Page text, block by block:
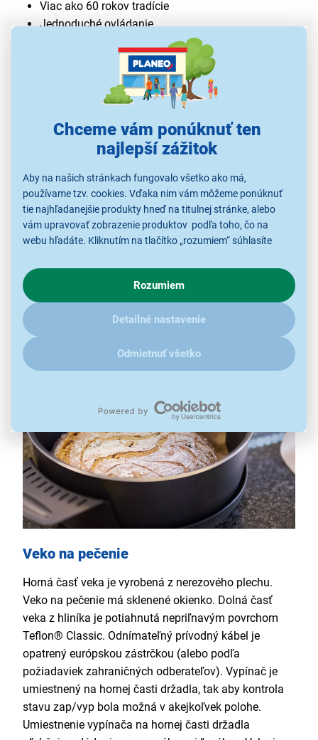
Chceme vám ponúknuť ten
najlepší zážitok
Aby na našich stránkach fungovalo všetko ako má,
používame tzv. cookies. Vďaka nim vám môžeme ponúknuť
tie najhľadanejšie produkty hneď na titulnej stránke, alebo
vám upravovať zobrazenie produktov podľa toho, čo na
webu hľadáte. Kliknutím na tlačítko „rozumiem“ súhlasíte
o chovaní na webe pre zobrazovaní cielených reklám.
V prípade že vás zaujímajú detaily, ako u nás s cookies a
ďalšími údaji pracujeme, kliknitesem.
Rozumiem
Detailné nastavenie
Odmietnuť všetko
Viac ako 60 rokov tradície
Jednoduché ovládanie
Optimálna teplota 160 – 180 stupňov
Pečenie zhora, rovnomerný rozvod tepla do strán a
Pokrm sa nevysušuje, zachováva si svoju vôňu
TOP 5 produktu:
objem 2 litre, nízka spotreba (len 400W)
odnímateľný kábel
servírovací stojan – opatrený uchami pre pohodlné
servírovanie priamo na stole
nepripáli, ľahká údržba)
Veko na pečenie
Horná časť veka je vyrobená z nerezového plechu.
Veko na pečenie má sklenené okienko. Dolná časť
veka z hliníka je potiahnutá nepriľnavým povrchom
Teflon® Classic. Odnímateľný prívodný kábel je
opatrený európskou zástrčkou (alebo podľa
požiadaviek zahraničných odberateľov). Vypínač je
umiestnený na hornej časti držadla, tak aby kontrola
stavu zap/vyp bola možná v akejkoľvek polohe.
Umiestnenie vypínača na hornej časti držadla